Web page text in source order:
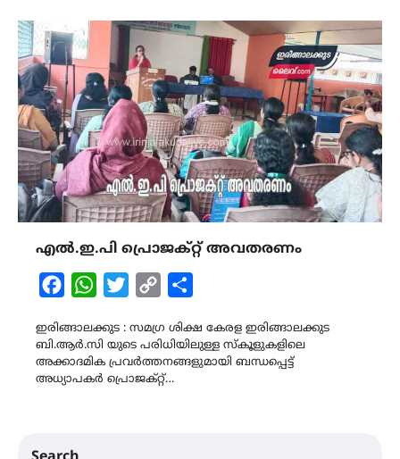
എൽ.ഇ.പി പ്രൊജക്റ്റ് അവതരണം
FacebookWhatsAppTwitterCopy
ഇരിങ്ങാലക്കുട : സമഗ്ര ശിക്ഷ കേരള ഇരിങ്ങാലക്കുട
ബി.ആർ.സി യുടെ പരിധിയിലുള്ള സ്കൂളുകളിലെ
അക്കാദമിക പ്രവർത്തനങ്ങളുമായി ബന്ധപ്പെട്ട്
അധ്യാപകർ പ്രൊജക്റ്റ്…